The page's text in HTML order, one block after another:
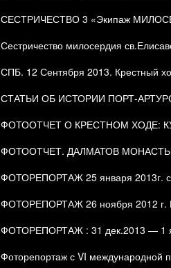
СЕСТРИЧЕСТВО 3 «Экипаж
Сестричество милосердия
СПБ. 12 Сентября 2013. Крестный
СТАТЬИ ОБ ИСТОРИИ ПОРТ-
ФОТООТЧЕТ О КРЕСТНОМ ХОДЕ:
ФОТООТЧЕТ. ДАЛМАТОВ
ФОТОРЕПОРТАЖ 25 января 2013г. с
ФОТОРЕПОРТАЖ 26 ноября 2012 г.
ФОТОРЕПОРТАЖ : 31 дек.2013 — 1
Фоторепортаж с VI международной